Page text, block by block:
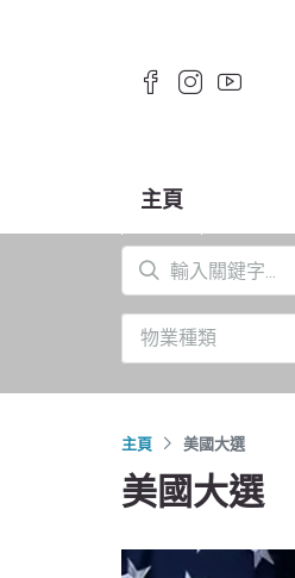
主頁
物業種類
主頁 美國大選
美國大選